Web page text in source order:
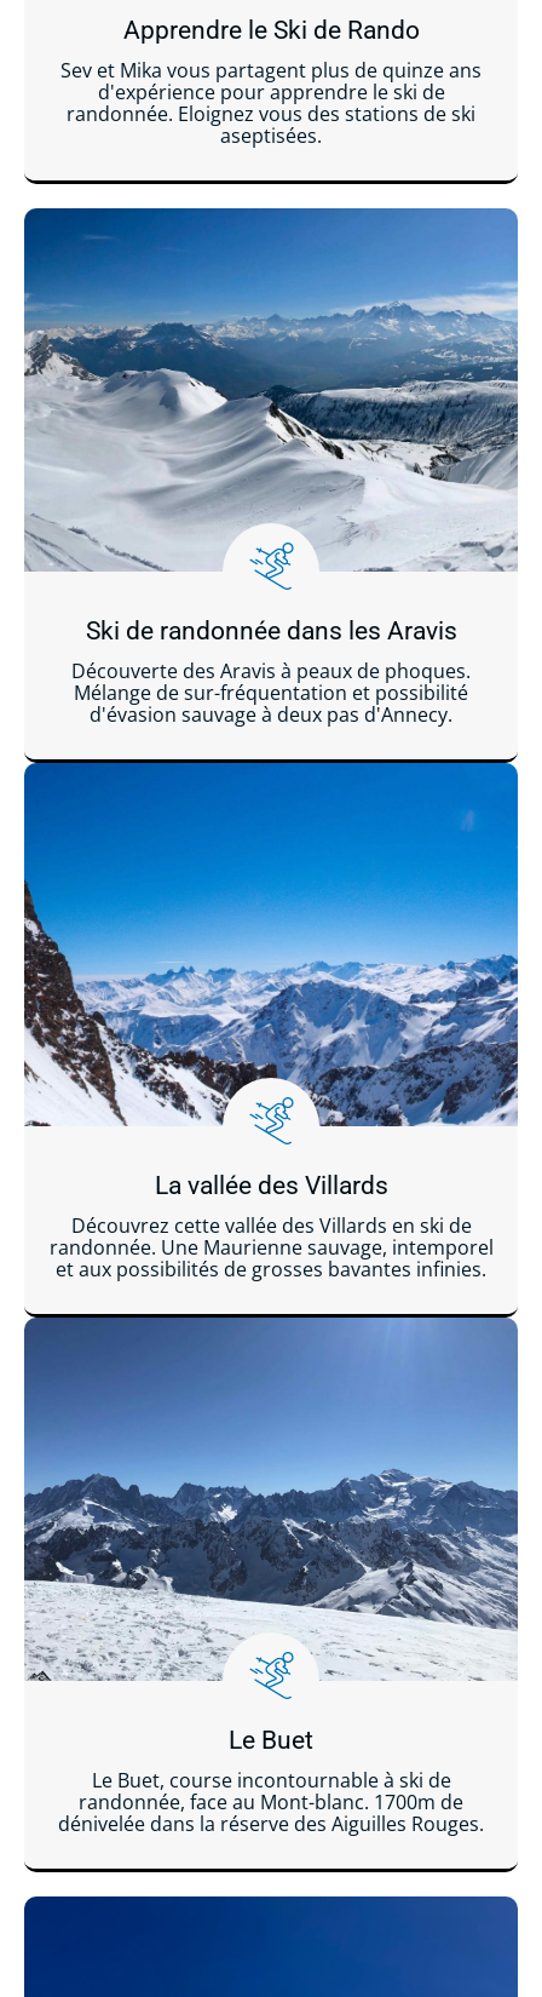
Apprendre le Ski de Rando
Sev et Mika vous partagent plus de quinze ans
d'expérience pour apprendre le ski de
randonnée. Eloignez vous des stations de ski
aseptisées.
Ski de randonnée dans les Aravis
Découverte des Aravis à peaux de phoques.
Mélange de sur-fréquentation et possibilité
d'évasion sauvage à deux pas d'Annecy.
La vallée des Villards
Découvrez cette vallée des Villards en ski de
randonnée. Une Maurienne sauvage, intemporel
et aux possibilités de grosses bavantes infinies.
Le Buet
Le Buet, course incontournable à ski de
randonnée, face au Mont-blanc. 1700m de
dénivelée dans la réserve des Aiguilles Rouges.